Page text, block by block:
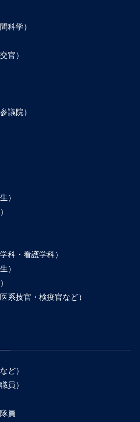
科学）
官）
議院）
）
科・看護学科）
）
系技官・検疫官など）
ど）
員）
員